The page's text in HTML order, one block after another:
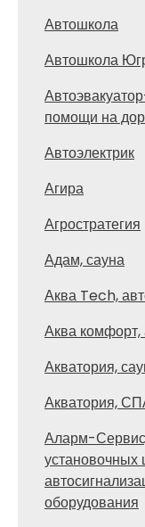
Автошкола
Автошкола
помощи на
Автоэлектрик
Агира
Агростратегия
Адам, сауна
Аква Tech,
Аква комфорт,
Акватория,
Акватория,
Аларм-
установочных
оборудования